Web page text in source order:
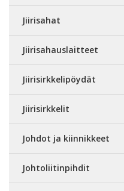
Jiirisahat
Jiirisahauslaitteet
Jiirisirkkelipöydät
Jiirisirkkelit
Johdot ja kiinnikkeet
Johtoliitinpihdit